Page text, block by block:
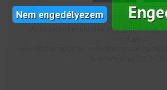
Nem engedélyezem
Az oldalon feltüntetek árak bruttó árak.